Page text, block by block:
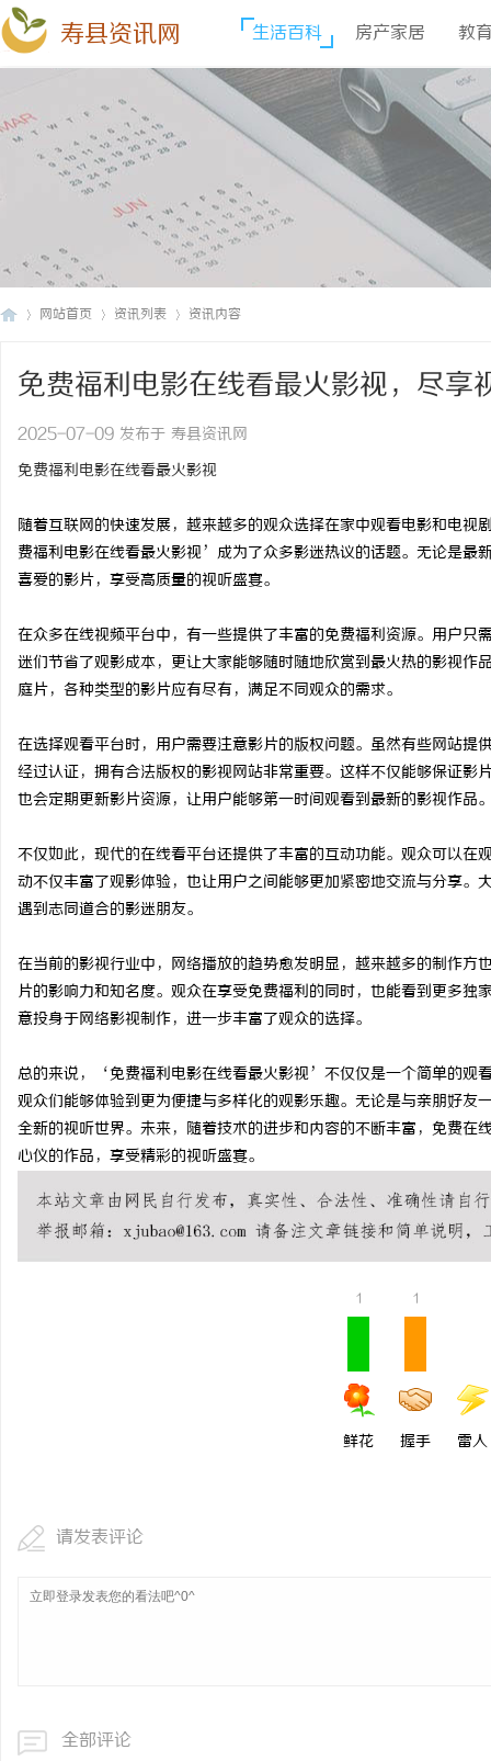
寿县资讯网 生活百科 房产家居 教
网站首页 资讯列表 资讯内容
免费福利电影在线看最火影视，尽享
2025-07-09 发布于 寿县资讯网
免费福利电影在线看最火影视
随着互联网的快速发展，越来越多的观众选择在家中观看电影和电
费福利电影在线看最火影视’成为了众多影迷热议的话题。无论是最
喜爱的影片，享受高质量的视听盛宴。
在众多在线视频平台中，有一些提供了丰富的免费福利资源。用户
迷们节省了观影成本，更让大家能够随时随地欣赏到最火热的影视
庭片，各种类型的影片应有尽有，满足不同观众的需求。
在选择观看平台时，用户需要注意影片的版权问题。虽然有些网站
经过认证，拥有合法版权的影视网站非常重要。这样不仅能够保证
也会定期更新影片资源，让用户能够第一时间观看到最新的影视作品
不仅如此，现代的在线看平台还提供了丰富的互动功能。观众可以
动不仅丰富了观影体验，也让用户之间能够更加紧密地交流与分享
遇到志同道合的影迷朋友。
在当前的影视行业中，网络播放的趋势愈发明显，越来越多的制作
片的影响力和知名度。观众在享受免费福利的同时，也能看到更多
意投身于网络影视制作，进一步丰富了观众的选择。
总的来说，‘免费福利电影在线看最火影视’不仅仅是一个简单的观
观众们能够体验到更为便捷与多样化的观影乐趣。无论是与亲朋好
全新的视听世界。未来，随着技术的进步和内容的不断丰富，免费
心仪的作品，享受精彩的视听盛宴。
1
鲜花
1
握手 雷人
请发表评论
全部评论
武汉配眼镜 上海配眼镜